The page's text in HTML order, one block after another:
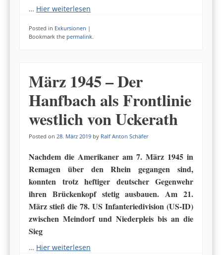
… Hier weiterlesen
Posted in Exkursionen |
Bookmark the permalink.
März 1945 – Der
Hanfbach als Frontlinie
westlich von Uckerath
Posted on 28. März 2019 by Ralf Anton Schäfer
Nachdem die Amerikaner am 7. März 1945 in
Remagen über den Rhein gegangen sind,
konnten trotz heftiger deutscher Gegenwehr
ihren Brückenkopf stetig ausbauen. Am 21.
März stieß die 78. US Infanteriedivision (US-ID)
zwischen Meindorf und Niederpleis bis an die
Sieg
… Hier weiterlesen